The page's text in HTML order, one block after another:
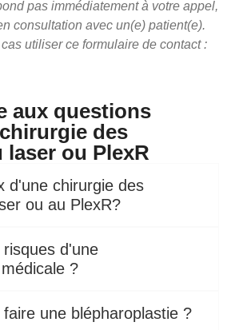
pas immédiatement à votre appel,
consultation avec un(e) patient(e).
utiliser ce formulaire de contact :
aux questions
des
laser ou PlexR
d'une chirurgie des
ou au PlexR?
d'une
?
une blépharoplastie ?